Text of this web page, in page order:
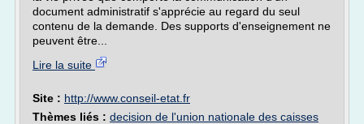
document administratif s'apprécie au regard du seul
contenu de la demande. Des supports d'enseignement ne
peuvent être...
Lire la suite
Site : http://www.conseil-etat.fr
Thèmes liés : decision de l'union nationale des caisses